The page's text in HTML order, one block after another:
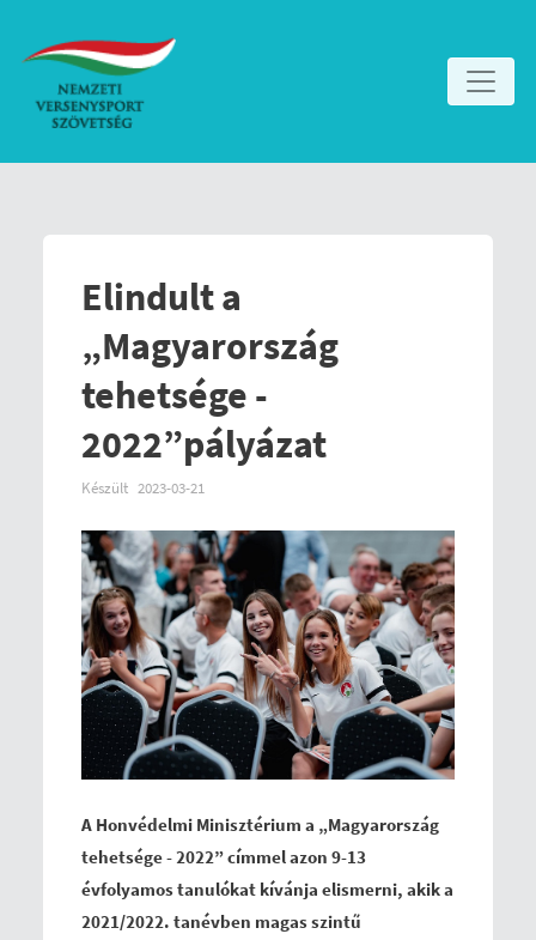
Elindult a
„Magyarország
tehetsége -
2022”pályázat
Készült 2023-03-21
A Honvédelmi Minisztérium a „Magyarország
tehetsége - 2022” címmel azon 9-13
évfolyamos tanulókat kívánja elismerni, akik a
2021/2022. tanévben magas szintű